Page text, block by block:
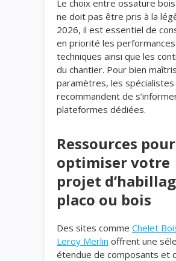
Le choix entre ossature
ne doit pas être pris à la
2026, il est essentiel de
en priorité les performances
techniques ainsi que les
du chantier. Pour bien
paramètres, les spécialistes
recommandent de
plateformes dédiées.
Ressources pour
optimiser votre
projet
placo ou bois
Des sites comme Chelet
Leroy Merlin offrent une
étendue de composants et